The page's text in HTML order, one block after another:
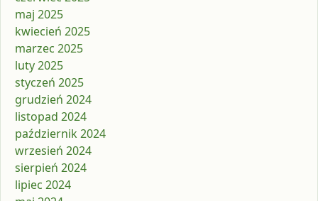
maj 2025
kwiecień 2025
marzec 2025
luty 2025
styczeń 2025
grudzień 2024
listopad 2024
październik 2024
wrzesień 2024
sierpień 2024
lipiec 2024